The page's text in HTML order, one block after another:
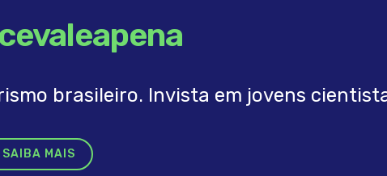
brasileiro. Invista em jovens
SAIBA MAIS